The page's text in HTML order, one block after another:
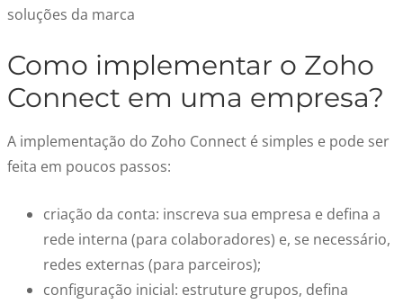
soluções da marca
Como implementar o Zoho
Connect em uma empresa?
A implementação do Zoho Connect é simples e pode ser
feita em poucos passos:
criação da conta: inscreva sua empresa e defina a
rede interna (para colaboradores) e, se necessário,
redes externas (para parceiros);
configuração inicial: estruture grupos, defina